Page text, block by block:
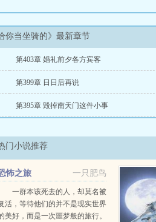
你当坐骑的》最新章节
第403章 婚礼前夕各方宾客
第399章 日日后再说
第395章 毁掉南天门这件小事
门小说推荐
一只肥鸟
怖之旅
一群本该死去的人，却莫名被
活，等待他们的并不是现实世界
美好，而是一次噩梦般的旅行。